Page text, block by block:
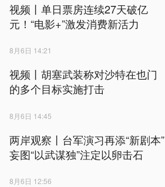
视频丨单日票房连续‌27天‌破亿
元！“电影+”激发消费新活力
8月6日 14:21
视频丨胡塞武装称对沙特在也门
的多个目标实施打击
8月6日 14:45
两岸观察丨台军演习再添“新剧本”
妄图“以武谋独”注定以卵击石
8月6日 12:56